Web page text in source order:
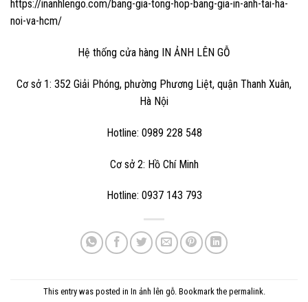
https://inanhlengo.com/bang-gia-tong-hop-bang-gia-in-anh-tai-ha-
noi-va-hcm/
Hệ thống cửa hàng IN ẢNH LÊN GỖ
Cơ sở 1: 352 Giải Phóng, phường Phương Liệt, quận Thanh Xuân,
Hà Nội
Hotline: 0989 228 548
Cơ sở 2: Hồ Chí Minh
Hotline: 0937 143 793
This entry was posted in In ảnh lên gỗ. Bookmark the permalink.